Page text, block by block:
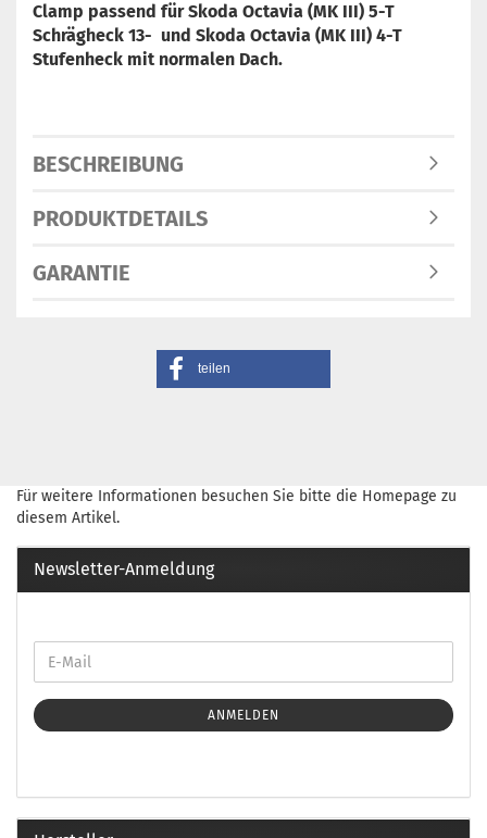
Clamp passend für Skoda Octavia (MK III) 5-T
Schrägheck 13- und Skoda Octavia (MK III) 4-T
Stufenheck mit normalen Dach.
BESCHREIBUNG
PRODUKTDETAILS
GARANTIE
teilen
Für weitere Informationen besuchen Sie bitte die Homepage zu
diesem Artikel.
Newsletter-Anmeldung
ANMELDEN